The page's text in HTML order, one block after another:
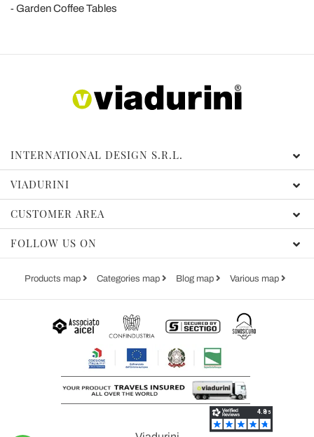
Garden Coffee Tables
INTERNATIONAL DESIGN S.R.L.
VIADURINI
CUSTOMER AREA
FOLLOW US ON
Products map Categories map Blog map Various map